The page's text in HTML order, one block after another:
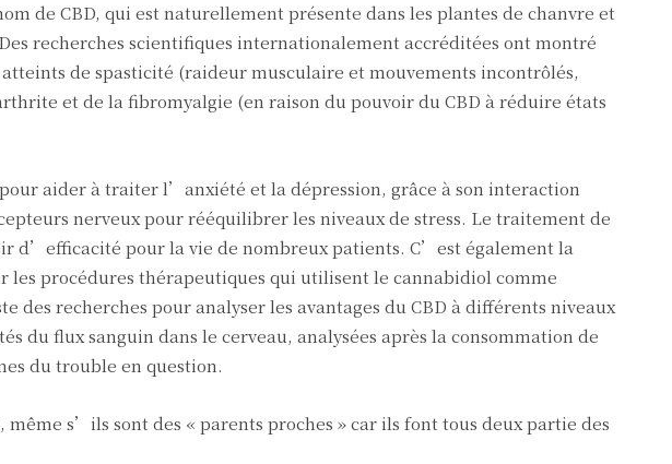
de CBD, qui est naturellement présente dans les plantes de chanvre et
recherches scientifiques internationalement accréditées ont montré
de spasticité (raideur musculaire et mouvements incontrôlés,
et de la fibromyalgie (en raison du pouvoir du CBD à réduire états
aider à traiter l’anxiété et la dépression, grâce à son interaction
nerveux pour rééquilibrer les niveaux de stress. Le traitement de
pour la vie de nombreux patients. C’est également la
les procédures thérapeutiques qui utilisent le cannabidiol comme
des recherches pour analyser les avantages du CBD à différents niveaux
du flux sanguin dans le cerveau, analysées après la consommation de
du trouble en question.
s’ils sont des « parents proches » car ils font tous deux partie des